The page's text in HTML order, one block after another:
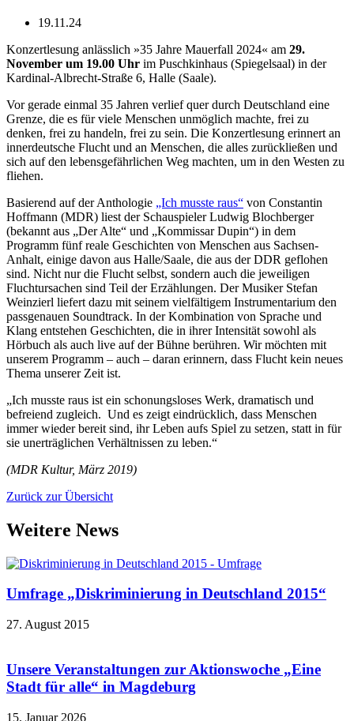
19.11.24
Konzertlesung anlässlich »35 Jahre Mauerfall 2024« am 29.
November um 19.00 Uhr im Puschkinhaus (Spiegelsaal) in der
Kardinal-Albrecht-Straße 6, Halle (Saale).
Vor gerade einmal 35 Jahren verlief quer durch Deutschland eine
Grenze, die es für viele Menschen unmöglich machte, frei zu
denken, frei zu handeln, frei zu sein. Die Konzertlesung erinnert an
innerdeutsche Flucht und an Menschen, die alles zurückließen und
sich auf den lebensgefährlichen Weg machten, um in den Westen zu
fliehen.
Basierend auf der Anthologie „Ich musste raus“ von Constantin
Hoffmann (MDR) liest der Schauspieler Ludwig Blochberger
(bekannt aus „Der Alte“ und „Kommissar Dupin“) in dem
Programm fünf reale Geschichten von Menschen aus Sachsen-
Anhalt, einige davon aus Halle/Saale, die aus der DDR geflohen
sind. Nicht nur die Flucht selbst, sondern auch die jeweiligen
Fluchtursachen sind Teil der Erzählungen. Der Musiker Stefan
Weinzierl liefert dazu mit seinem vielfältigem Instrumentarium den
passgenauen Soundtrack. In der Kombination von Sprache und
Klang entstehen Geschichten, die in ihrer Intensität sowohl als
Hörbuch als auch live auf der Bühne berühren. Wir möchten mit
unserem Programm – auch – daran erinnern, dass Flucht kein neues
Thema unserer Zeit ist.
„Ich musste raus ist ein schonungsloses Werk, dramatisch und
befreiend zugleich. Und es zeigt eindrücklich, dass Menschen
immer wieder bereit sind, ihr Leben aufs Spiel zu setzen, statt in für
sie unerträglichen Verhältnissen zu leben.“
(MDR Kultur, März 2019)
Zurück zur Übersicht
Weitere News
Umfrage „Diskriminierung in Deutschland 2015“
27. August 2015
Unsere Veranstaltungen zur Aktionswoche „Eine
Stadt für alle“ in Magdeburg
15. Januar 2026